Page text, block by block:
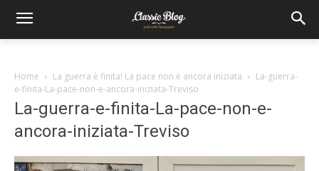
Home La guerra è finita! La pace non è ancora iniziata
La-guerra-
e-finita-La-pace-non-e-ancora-iniziata-Treviso
La-guerra-e-finita-La-pace-non-e-
ancora-iniziata-Treviso